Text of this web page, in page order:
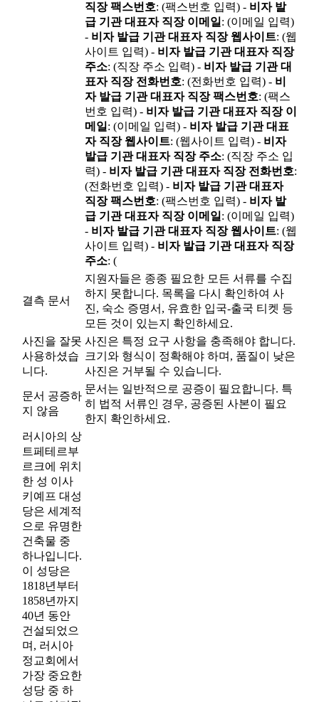
직장 팩스번호: (팩스번호 입력) - 비자 발
급 기관 대표자 직장 이메일 : (이메일 입력)
- 비자 발급 기관 대표자 직장 웹사이트: (웹
사이트 입력) - 비자 발급 기관 대표자 직장
주소: (직장 주소 입력) - 비자 발급 기관 대
표자 직장 전화번호: (전화번호 입력) - 비
자 발급 기관 대표자 직장 팩스번호: (팩스
번호 입력) - 비자 발급 기관 대표자 직장 이
메일 : (이메일 입력) - 비자 발급 기관 대표
자 직장 웹사이트: (웹사이트 입력) - 비자
발급 기관 대표자 직장 주소: (직장 주소 입
력) - 비자 발급 기관 대표자 직장 전화번호:
(전화번호 입력) - 비자 발급 기관 대표자
직장 팩스번호: (팩스번호 입력) - 비자 발
급 기관 대표자 직장 이메일 : (이메일 입력)
- 비자 발급 기관 대표자 직장 웹사이트: (웹
사이트 입력) - 비자 발급 기관 대표자 직장
주소: (
결측 문서
지원자들은 종종 필요한 모든 서류를 수집
하지 못합니다. 목록을 다시 확인하여 사
진, 숙소 증명서, 유효한 입국-출국 티켓 등
모든 것이 있는지 확인하세요.
사진을 잘못
사용하셨습
니다.
사진은 특정 요구 사항을 충족해야 합니다.
크기와 형식이 정확해야 하며, 품질이 낮은
사진은 거부될 수 있습니다.
문서 공증하
지 않음
문서는 일반적으로 공증이 필요합니다. 특
히 법적 서류인 경우, 공증된 사본이 필요
한지 확인하세요.
러시아의 상
트페테르부
르크에 위치
한 성 이사
키예프 대성
당은 세계적
으로 유명한
건축물 중
하나입니다.
이 성당은
1818년부터
1858년까지
40년 동안
건설되었으
며, 러시아
정교회에서
가장 중요한
성당 중 하